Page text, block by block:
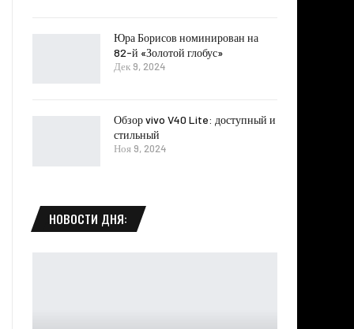
Юра Борисов номинирован на
82-й «Золотой глобус»
Дек 9, 2024
Обзор vivo V40 Lite: доступный и
стильный
Ноя 9, 2024
НОВОСТИ ДНЯ: